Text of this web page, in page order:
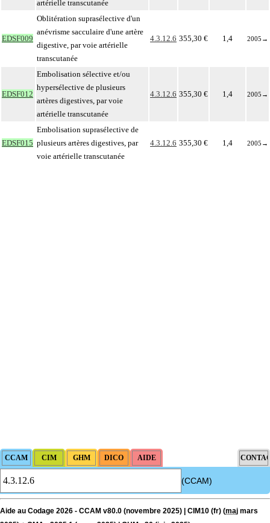
artérielle transcutanée
EDSF009
Oblitération suprasélective d'un
anévrisme sacculaire d'une artère
digestive, par voie artérielle
transcutanée
4.3.12.6 355,30 € 1,4 2005 →
EDSF012
Embolisation sélective et/ou
hypersélective de plusieurs
artères digestives, par voie
artérielle transcutanée
4.3.12.6 355,30 € 1,4 2005 →
EDSF015
Embolisation suprasélective de
plusieurs artères digestives, par
voie artérielle transcutanée
4.3.12.6 355,30 € 1,4 2005 →
(CCAM)
Aide au Codage 2026 - CCAM v80.0 (novembre 2025) | CIM10 (fr) (maj mars